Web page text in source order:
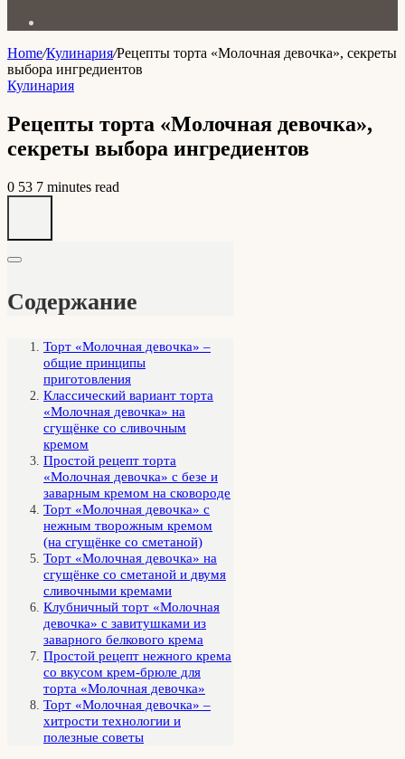
Home/Кулинария/Рецепты торта «Молочная девочка», секреты
выбора ингредиентов
Кулинария
Рецепты торта «Молочная девочка»,
секреты выбора ингредиентов
0 53 7 minutes read
Содержание
Торт «Молочная девочка» –
общие принципы
приготовления
Классический вариант торта
«Молочная девочка» на
сгущёнке со сливочным
кремом
Простой рецепт торта
«Молочная девочка» с безе и
заварным кремом на сковороде
Торт «Молочная девочка» с
нежным творожным кремом
(на сгущёнке со сметаной)
Торт «Молочная девочка» на
сгущёнке со сметаной и двумя
сливочными кремами
Клубничный торт «Молочная
девочка» с завитушками из
заварного белкового крема
Простой рецепт нежного крема
со вкусом крем-брюле для
торта «Молочная девочка»
Торт «Молочная девочка» –
хитрости технологии и
полезные советы